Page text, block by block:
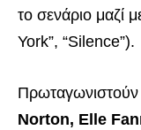
το σενάριο μαζί
York”, “Silence”).
Πρωταγωνιστούν
Norton, Elle